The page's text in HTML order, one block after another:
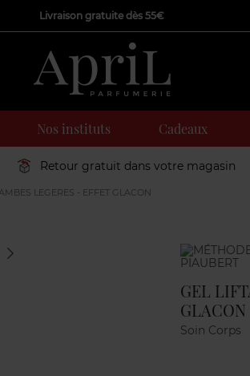
Livraison gratuite dès 55€
Nos instituts Cadeaux
Retour gratuit dans votre magasin
LEGERES - EFFET GLACON
Marque
GEL
GLACON
Soin Corps